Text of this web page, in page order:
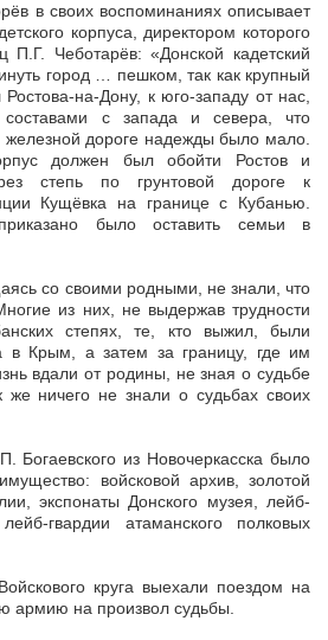
в своих воспоминаниях описывает
корпуса, директором которого
Чеботарёв: «Донской кадетский
город … пешком, так как крупный
на-Дону, к юго-западу от нас,
составами с запада и севера, что
железной дороге надежды было мало.
должен был обойти Ростов и
степь по грунтовой дороге к
Кущёвка на границе с Кубанью.
было оставить семьи в
со своими родными, не знали, что
из них, не выдержав трудности
степях, те, кто выжил, были
в Крым, а затем за границу, где им
вдали от родины, не зная о судьбе
же ничего не знали о судьбах своих
Богаевского из Новочеркасска было
войсковой архив, золотой
экспонаты Донского музея, лейб-
гвардии атаманского полковых
круга выехали поездом на
армию на произвол судьбы.